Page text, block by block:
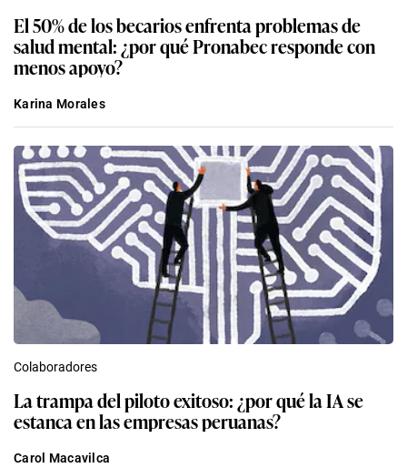
El 50% de los becarios enfrenta problemas de
salud mental: ¿por qué Pronabec responde con
menos apoyo?
Karina Morales
Colaboradores
La trampa del piloto exitoso: ¿por qué la IA se
estanca en las empresas peruanas?
Carol Macavilca